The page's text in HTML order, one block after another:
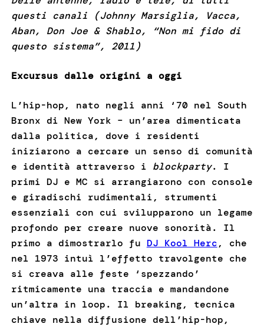
questi canali (Johnny Marsiglia, Vacca,
Aban, Don Joe & Shablo, “Non mi fido di
questo sistema”, 2011)
Excursus dalle origini a oggi
L’hip-hop, nato negli anni ‘70 nel South
Bronx di New York – un’area dimenticata
dalla politica, dove i residenti
iniziarono a cercare un senso di comunità
e identità attraverso i blockparty. I
primi DJ e MC si arrangiarono con console
e giradischi rudimentali, strumenti
essenziali con cui svilupparono un legame
profondo per creare nuove sonorità. Il
primo a dimostrarlo fu DJ Kool Herc, che
nel 1973 intuì l’effetto travolgente che
si creava alle feste ‘spezzando’
ritmicamente una traccia e mandandone
un’altra in loop. Il breaking, tecnica
chiave nella diffusione dell’hip-hop,